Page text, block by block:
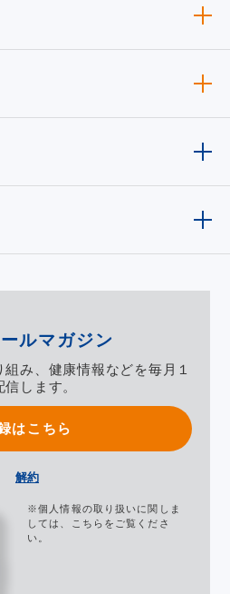
ルマガジン
み、健康情報などを毎月１
信します。
はこちら
解約
※個人情報の取り扱いに関しま
しては、
こちら をご覧くださ
い。